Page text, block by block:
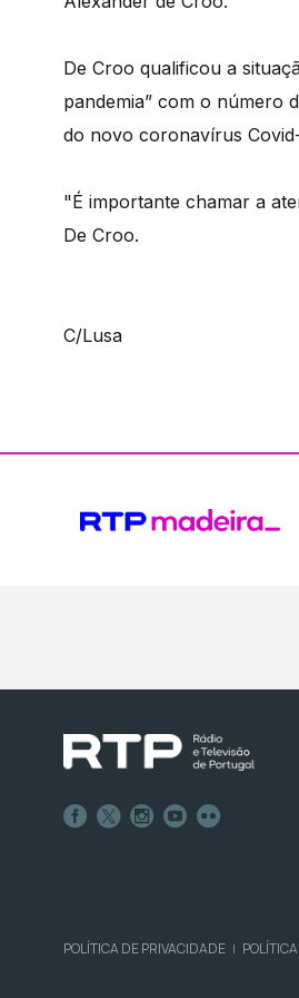
De Croo qualificou a
pandemia” com o número
do novo coronavírus
"É importante chamar a
De Croo.
C/Lusa
POLÍTICA DE PRIVACIDADE |